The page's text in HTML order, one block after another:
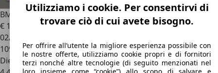
BMW X1sDrive18d 150cv Auto Navi Sensori Cruise Fari LED
€ 17.400
02/2021
109.000 km
Diesel
Utilizziamo i cookie. Per consentirvi di
trovare ciò di cui avete bisogno.
Per offrire all’utente la migliore esperienza possibile con
le nostre offerte, utilizziamo cookie propri e di fornitori
terzi nonché altre tecnologie (di seguito menzionati nel